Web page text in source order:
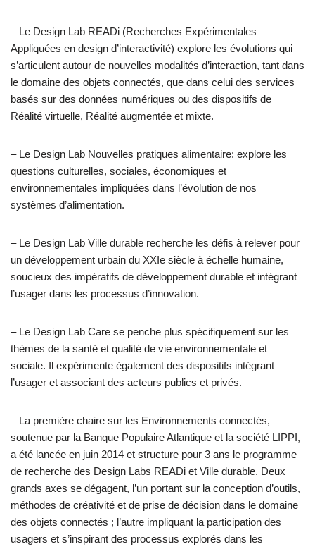
– Le Design Lab READi (Recherches Expérimentales
Appliquées en design d’interactivité) explore les évolutions qui
s’articulent autour de nouvelles modalités d’interaction, tant dans
le domaine des objets connectés, que dans celui des services
basés sur des données numériques ou des dispositifs de
Réalité virtuelle, Réalité augmentée et mixte.
– Le Design Lab Nouvelles pratiques alimentaire: explore les
questions culturelles, sociales, économiques et
environnementales impliquées dans l’évolution de nos
systèmes d’alimentation.
– Le Design Lab Ville durable recherche les défis à relever pour
un développement urbain du XXIe siècle à échelle humaine,
soucieux des impératifs de développement durable et intégrant
l’usager dans les processus d’innovation.
– Le Design Lab Care se penche plus spécifiquement sur les
thèmes de la santé et qualité de vie environnementale et
sociale. Il expérimente également des dispositifs intégrant
l’usager et associant des acteurs publics et privés.
– La première chaire sur les Environnements connectés,
soutenue par la Banque Populaire Atlantique et la société LIPPI,
a été lancée en juin 2014 et structure pour 3 ans le programme
de recherche des Design Labs READi et Ville durable. Deux
grands axes se dégagent, l’un portant sur la conception d’outils,
méthodes de créativité et de prise de décision dans le domaine
des objets connectés ; l’autre impliquant la participation des
usagers et s’inspirant des processus explorés dans les